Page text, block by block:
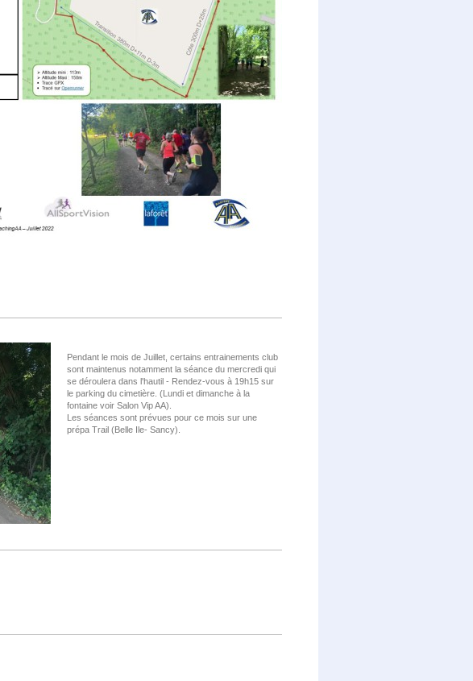
Pendant le mois de Juillet, certains entrainements club
sont maintenus notamment la séance du mercredi qui
se déroulera dans l'hautil - Rendez-vous à 19h15 sur
le parking du cimetière. (Lundi et dimanche à la
fontaine voir Salon Vip AA).
Les séances sont prévues pour ce mois sur une
prépa Trail (Belle Ile- Sancy).